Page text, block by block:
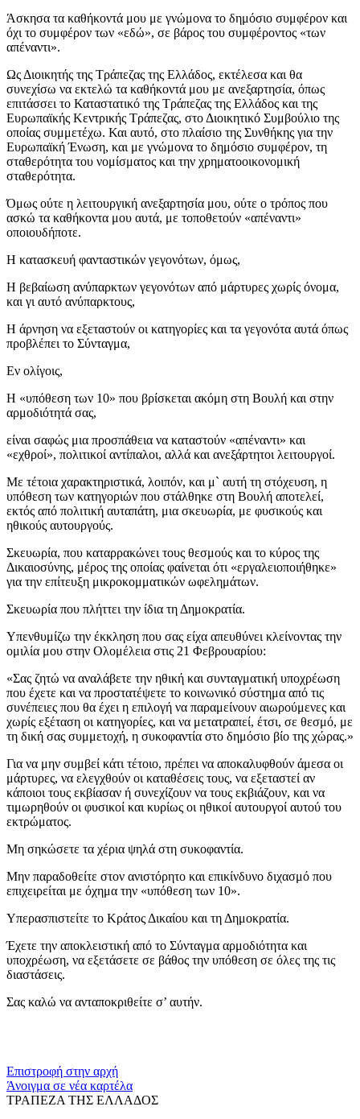
Άσκησα τα καθήκοντά μου με γνώμονα το δημόσιο συμφέρον και
όχι το συμφέρον των «εδώ», σε βάρος του συμφέροντος «των
απέναντι».
Ως Διοικητής της Τράπεζας της Ελλάδος, εκτέλεσα και θα
συνεχίσω να εκτελώ τα καθήκοντά μου με ανεξαρτησία, όπως
επιτάσσει το Καταστατικό της Τράπεζας της Ελλάδος και της
Ευρωπαϊκής Κεντρικής Τράπεζας, στο Διοικητικό Συμβούλιο της
οποίας συμμετέχω. Και αυτό, στο πλαίσιο της Συνθήκης για την
Ευρωπαϊκή Ένωση, και με γνώμονα το δημόσιο συμφέρον, τη
σταθερότητα του νομίσματος και την χρηματοοικονομική
σταθερότητα.
Όμως ούτε η λειτουργική ανεξαρτησία μου, ούτε ο τρόπος που
ασκώ τα καθήκοντα μου αυτά, με τοποθετούν «απέναντι»
οποιουδήποτε.
Η κατασκευή φανταστικών γεγονότων, όμως,
Η βεβαίωση ανύπαρκτων γεγονότων από μάρτυρες χωρίς όνομα,
και γι αυτό ανύπαρκτους,
Η άρνηση να εξεταστούν οι κατηγορίες και τα γεγονότα αυτά όπως
προβλέπει το Σύνταγμα,
Εν ολίγοις,
Η «υπόθεση των 10» που βρίσκεται ακόμη στη Βουλή και στην
αρμοδιότητά σας,
είναι σαφώς μια προσπάθεια να καταστούν «απέναντι» και
«εχθροί», πολιτικοί αντίπαλοι, αλλά και ανεξάρτητοι λειτουργοί.
Με τέτοια χαρακτηριστικά, λοιπόν, και μ` αυτή τη στόχευση, η
υπόθεση των κατηγοριών που στάλθηκε στη Βουλή αποτελεί,
εκτός από πολιτική αυταπάτη, μια σκευωρία, με φυσικούς και
ηθικούς αυτουργούς.
Σκευωρία, που καταρρακώνει τους θεσμούς και το κύρος της
Δικαιοσύνης, μέρος της οποίας φαίνεται ότι «εργαλειοποιήθηκε»
για την επίτευξη μικροκομματικών ωφελημάτων.
Σκευωρία που πλήττει την ίδια τη Δημοκρατία.
Υπενθυμίζω την έκκληση που σας είχα απευθύνει κλείνοντας την
ομιλία μου στην Ολομέλεια στις 21 Φεβρουαρίου:
«Σας ζητώ να αναλάβετε την ηθική και συνταγματική υποχρέωση
που έχετε και να προστατέψετε το κοινωνικό σύστημα από τις
συνέπειες που θα έχει η επιλογή να παραμείνουν αιωρούμενες και
χωρίς εξέταση οι κατηγορίες, και να μετατραπεί, έτσι, σε θεσμό, με
τη δική σας συμμετοχή, η συκοφαντία στο δημόσιο βίο της χώρας.»
Για να μην συμβεί κάτι τέτοιο, πρέπει να αποκαλυφθούν άμεσα οι
μάρτυρες, να ελεγχθούν οι καταθέσεις τους, να εξεταστεί αν
κάποιοι τους εκβίασαν ή συνεχίζουν να τους εκβιάζουν, και να
τιμωρηθούν οι φυσικοί και κυρίως οι ηθικοί αυτουργοί αυτού του
εκτρώματος.
Μη σηκώσετε τα χέρια ψηλά στη συκοφαντία.
Μην παραδοθείτε στον ανιστόρητο και επικίνδυνο διχασμό που
επιχειρείται με όχημα την «υπόθεση των 10».
Υπερασπιστείτε το Κράτος Δικαίου και τη Δημοκρατία.
Έχετε την αποκλειστική από το Σύνταγμα αρμοδιότητα και
υποχρέωση, να εξετάσετε σε βάθος την υπόθεση σε όλες της τις
διαστάσεις.
Σας καλώ να ανταποκριθείτε σ’ αυτήν.
Επιστροφή στην αρχή
Άνοιγμα σε νέα καρτέλα
ΤΡΑΠΕΖΑ ΤΗΣ ΕΛΛΑΔΟΣ